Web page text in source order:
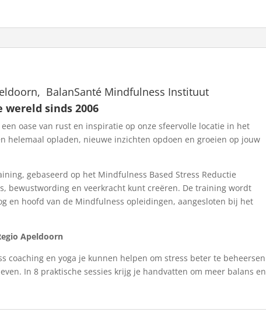
training;
5+12+26
okt.
2
nov.
aantal
BalanSanté Mindfulness Instituut
sinds 2006
oase van rust en inspiratie op onze sfeervolle locatie in het
helemaal opladen, nieuwe inzichten opdoen en groeien op jouw
gebaseerd op het Mindfulness Based Stress Reductie
bewustwording en veerkracht kunt creëren. De training wordt
en hoofd van de Mindfulness opleidingen, aangesloten bij het
Apeldoorn
coaching en yoga je kunnen helpen om stress beter te beheersen
In 8 praktische sessies krijg je handvatten om meer balans en